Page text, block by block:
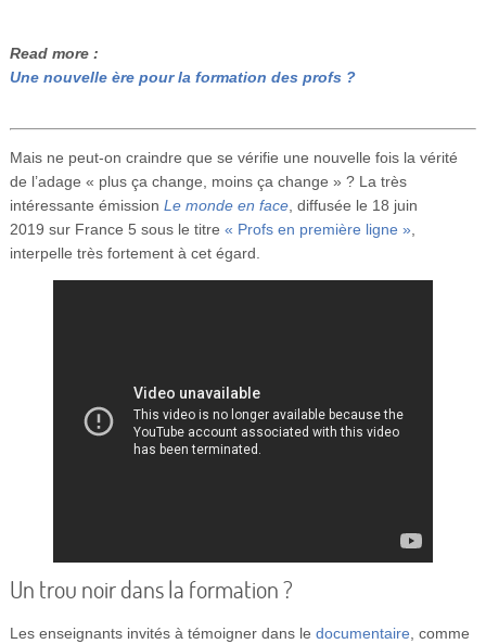
Read more :
Une nouvelle ère pour la formation des profs ?
Mais ne peut-on craindre que se vérifie une nouvelle fois la vérité
de l’adage « plus ça change, moins ça change » ? La très
intéressante émission Le monde en face, diffusée le 18 juin
2019 sur France 5 sous le titre « Profs en première ligne »,
interpelle très fortement à cet égard.
Un trou noir dans la formation ?
Les enseignants invités à témoigner dans le documentaire , comme